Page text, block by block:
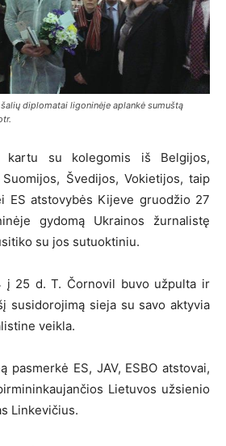
diplomatai ligoninėje aplankė sumuštą
kartu su kolegomis iš Belgijos,
Švedijos, Vokietijos, taip
ES atstovybės Kijeve gruodžio 27
gydomą Ukrainos žurnalistę
su jos sutuoktiniu.
į 25 d. T. Čornovil buvo užpulta ir
susidorojimą sieja su savo aktyvia
veikla.
pasmerkė ES, JAV, ESBO atstovai,
Lietuvos užsienio
Linkevičius.